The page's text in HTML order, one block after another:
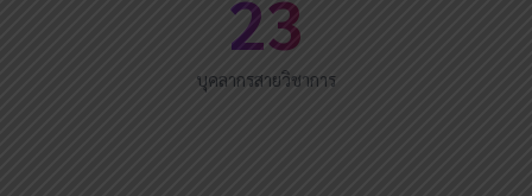
23
บุคลากรสายวิชาการ